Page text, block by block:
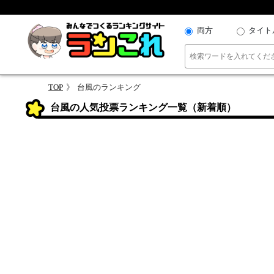
両方 タイト
TOP 台風のランキング
台風の人気投票ランキング一覧（新着順）